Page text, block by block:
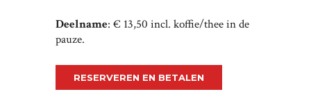
Deelname: € 13,50 incl. koffie/thee in de
pauze.
RESERVEREN EN BETALEN